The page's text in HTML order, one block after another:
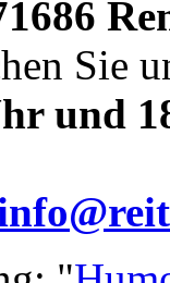
Sie
und